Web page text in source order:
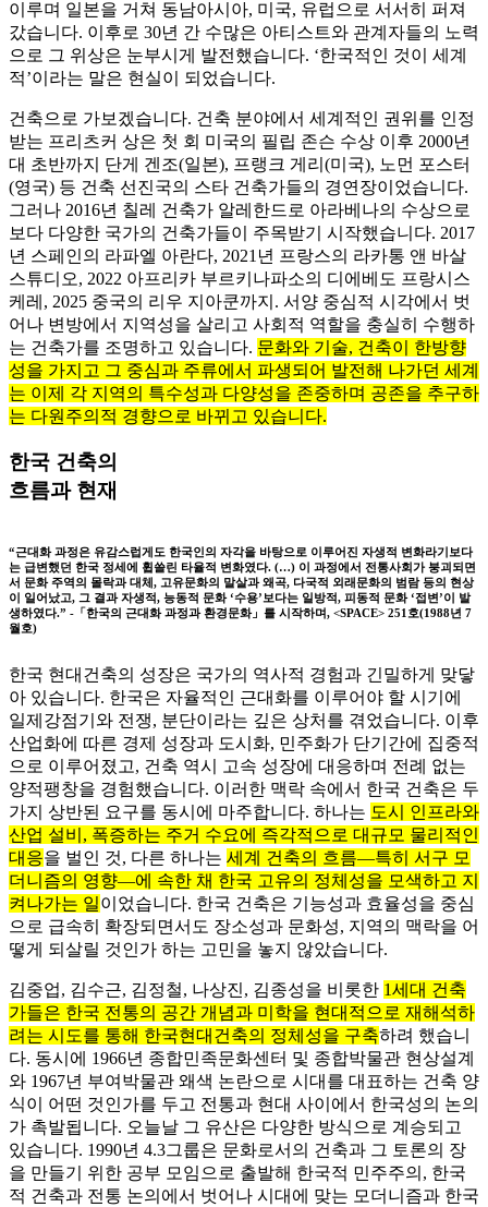
이루며 일본을 거쳐 동남아시아, 미국, 유럽으로 서서히 퍼져
갔습니다. 이후로 30년 간 수많은 아티스트와 관계자들의 노력
으로 그 위상은 눈부시게 발전했습니다. ‘한국적인 것이 세계
적’이라는 말은 현실이 되었습니다.
건축으로 가보겠습니다. 건축 분야에서 세계적인 권위를 인정
받는 프리츠커 상은 첫 회 미국의 필립 존슨 수상 이후 2000년
대 초반까지 단게 겐조(일본), 프랭크 게리(미국), 노먼 포스터
(영국) 등 건축 선진국의 스타 건축가들의 경연장이었습니다.
그러나 2016년 칠레 건축가 알레한드로 아라베나의 수상으로
보다 다양한 국가의 건축가들이 주목받기 시작했습니다. 2017
년 스페인의 라파엘 아란다, 2021년 프랑스의 라카통 앤 바살
스튜디오, 2022 아프리카 부르키나파소의 디에베도 프랑시스
케레, 2025 중국의 리우 지아쿤까지. 서양 중심적 시각에서 벗
어나 변방에서 지역성을 살리고 사회적 역할을 충실히 수행하
는 건축가를 조명하고 있습니다. 문화와 기술, 건축이 한방향
성을 가지고 그 중심과 주류에서 파생되어 발전해 나가던 세계
는 이제 각 지역의 특수성과 다양성을 존중하며 공존을 추구하
는 다원주의적 경향으로 바뀌고 있습니다.
한국 건축의
흐름과 현재
“근대화 과정은 유감스럽게도 한국인의 자각을 바탕으로 이루어진 자생적 변화라기보다
는 급변했던 한국 정세에 휩쓸린 타율적 변화였다. (…) 이 과정에서 전통사회가 붕괴되면
서 문화 주역의 몰락과 대체, 고유문화의 말살과 왜곡, 다국적 외래문화의 범람 등의 현상
이 일어났고, 그 결과 자생적, 능동적 문화 ‘수용’보다는 일방적, 피동적 문화 ‘접변’이 발
생하였다.” -「한국의 근대화 과정과 환경문화」를 시작하며, <SPACE> 251호(1988년 7
월호)
한국 현대건축의 성장은 국가의 역사적 경험과 긴밀하게 맞닿
아 있습니다. 한국은 자율적인 근대화를 이루어야 할 시기에
일제강점기와 전쟁, 분단이라는 깊은 상처를 겪었습니다. 이후
산업화에 따른 경제 성장과 도시화, 민주화가 단기간에 집중적
으로 이루어졌고, 건축 역시 고속 성장에 대응하며 전례 없는
양적팽창을 경험했습니다. 이러한 맥락 속에서 한국 건축은 두
가지 상반된 요구를 동시에 마주합니다. 하나는 도시 인프라와
산업 설비, 폭증하는 주거 수요에 즉각적으로 대규모 물리적인
대응을 벌인 것, 다른 하나는 세계 건축의 흐름—특히 서구 모
더니즘의 영향—에 속한 채 한국 고유의 정체성을 모색하고 지
켜나가는 일이었습니다. 한국 건축은 기능성과 효율성을 중심
으로 급속히 확장되면서도 장소성과 문화성, 지역의 맥락을 어
떻게 되살릴 것인가 하는 고민을 놓지 않았습니다.
김중업, 김수근, 김정철, 나상진, 김종성을 비롯한 1세대 건축
가들은 한국 전통의 공간 개념과 미학을 현대적으로 재해석하
려는 시도를 통해 한국현대건축의 정체성을 구축하려 했습니
다. 동시에 1966년 종합민족문화센터 및 종합박물관 현상설계
와 1967년 부여박물관 왜색 논란으로 시대를 대표하는 건축 양
식이 어떤 것인가를 두고 전통과 현대 사이에서 한국성의 논의
가 촉발됩니다. 오늘날 그 유산은 다양한 방식으로 계승되고
있습니다. 1990년 4.3그룹은 문화로서의 건축과 그 토론의 장
을 만들기 위한 공부 모임으로 출발해 한국적 민주주의, 한국
적 건축과 전통 논의에서 벗어나 시대에 맞는 모더니즘과 한국